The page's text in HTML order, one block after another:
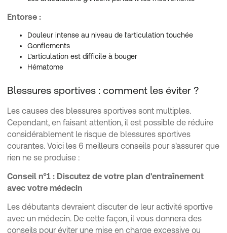
Entorse :
Douleur intense au niveau de l'articulation touchée
Gonflements
L'articulation est difficile à bouger
Hématome
Blessures sportives : comment les éviter ?
Les causes des blessures sportives sont multiples.
Cependant, en faisant attention, il est possible de réduire
considérablement le risque de blessures sportives
courantes. Voici les 6 meilleurs conseils pour s'assurer que
rien ne se produise :
Conseil n°1 : Discutez de votre plan d'entraînement
avec votre médecin
Les débutants devraient discuter de leur activité sportive
avec un médecin. De cette façon, il vous donnera des
conseils pour éviter une mise en charge excessive ou